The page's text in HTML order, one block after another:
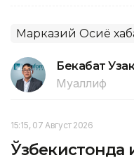
Марказий Осиё
Бекабат
Муаллиф
15:15, 07 Август 2026
Ўзбекистонда